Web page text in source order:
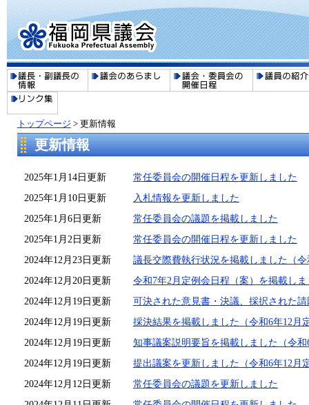
トップページ > 更新情報
更新情報
2025年1月14日更新
常任委員会の開催日程を更新しました
2025年1月10日更新
入札情報を更新しました
2025年1月6日更新
常任委員会の議題を掲載しました
2025年1月2日更新
常任委員会の開催日程を更新しました
2024年12月23日更新
議長交際費執行状況を掲載しました（令
2024年12月20日更新
令和7年2月定例会日程（案）を掲載しま
2024年12月19日更新
可決された意見書・決議、採択された
2024年12月19日更新
採決結果を掲載しました（令和6年12月
2024年12月19日更新
知事議案説明要旨を掲載しました（令
2024年12月19日更新
提出議案を更新しました（令和6年12月
2024年12月12日更新
常任委員会の議題を更新しました